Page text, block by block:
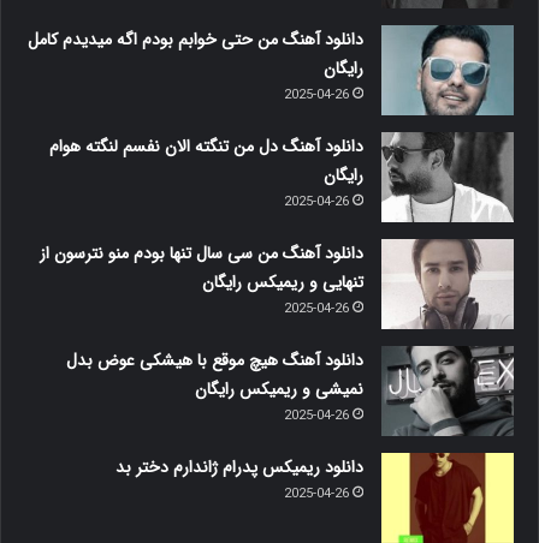
دانلود آهنگ من حتی خوابم بودم اگه میدیدم کامل
رایگان
2025-04-26
دانلود آهنگ دل من تنگته الان نفسم لنگته هوام
رایگان
2025-04-26
دانلود آهنگ من سی سال تنها بودم منو نترسون از
تنهایی و ریمیکس رایگان
2025-04-26
دانلود آهنگ هیچ موقع با هیشکی عوض بدل
نمیشی و ریمیکس رایگان
2025-04-26
دانلود ریمیکس پدرام ژاندارم دختر بد
2025-04-26